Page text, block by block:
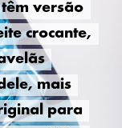
versão
crocante,
mais
para
versão
crocante,
mais
para